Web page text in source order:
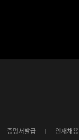
증명서발급 인재채용